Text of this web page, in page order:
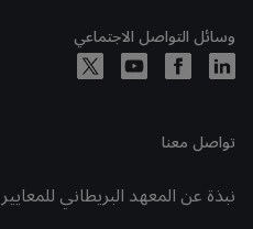
وسائل التواصل الاجتماعي
تواصل معنا
نبذة عن المعهد البريطاني للمعايير